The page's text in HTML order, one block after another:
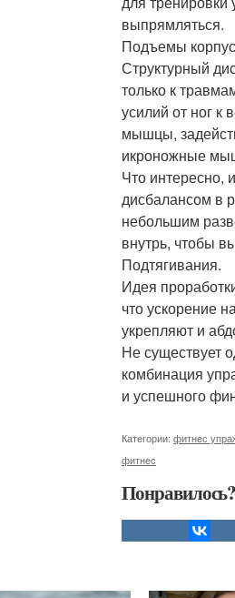
выпрямляться.
Подъемы
Структурный
только к
усилий от ног
мышцы,
икроножные
Что интересно,
дисбалансом в
небольшим
внутрь, чтобы
Подтягивания.
Идея
что ускорение
укрепляют и
Не существует
комбинация
и успешного
Категории: фитнес
фитнес